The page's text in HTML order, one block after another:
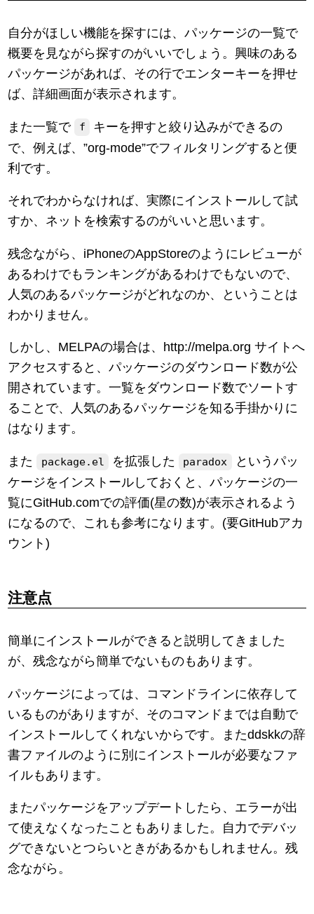
自分がほしい機能を探すには、パッケージの一覧で
概要を見ながら探すのがいいでしょう。興味のある
パッケージがあれば、その行でエンターキーを押せ
ば、詳細画面が表示されます。
また一覧で f
キーを押すと絞り込みができるの
で、例えば、”org-mode”でフィルタリングすると便
利です。
それでわからなければ、実際にインストールして試
すか、ネットを検索するのがいいと思います。
残念ながら、iPhoneのAppStoreのようにレビューが
あるわけでもランキングがあるわけでもないので、
人気のあるパッケージがどれなのか、ということは
わかりません。
しかし、MELPAの場合は、http://melpa.org サイトへ
アクセスすると、パッケージのダウンロード数が公
開されています。一覧をダウンロード数でソートす
ることで、人気のあるパッケージを知る手掛かりに
はなります。
また package.el を拡張した paradox
というパッ
ケージをインストールしておくと、パッケージの一
覧にGitHub.comでの評価(星の数)が表示されるよう
になるので、これも参考になります。(要GitHubアカ
ウント)
注意点
簡単にインストールができると説明してきました
が、残念ながら簡単でないものもあります。
パッケージによっては、コマンドラインに依存して
いるものがありますが、そのコマンドまでは自動で
インストールしてくれないからです。またddskkの辞
書ファイルのように別にインストールが必要なファ
イルもあります。
またパッケージをアップデートしたら、エラーが出
て使えなくなったこともありました。自力でデバッ
グできないとつらいときがあるかもしれません。残
念ながら。